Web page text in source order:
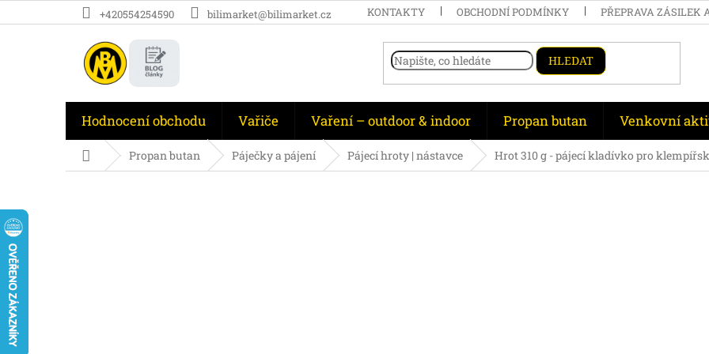
na
+420554254590 bilimarket@bilimarket.cz KONTAKTY OBCHODNÍ PODMÍNKY PŘEPRAVA ZÁSILEK A
HLEDAT
Hodnocení obchodu Vařiče Vaření – outdoor & indoor Propan butan Venkovní
Domů Propan butan Páječky a pájení Pájecí hroty | nástavce Hrot 310 g - pájecí kladívko pro